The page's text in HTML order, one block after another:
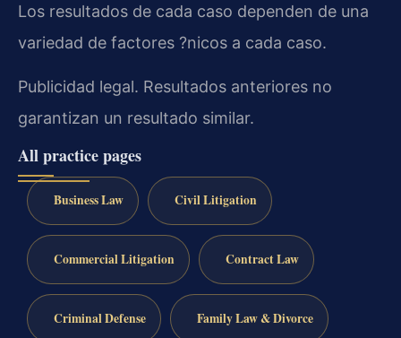
Los resultados de cada caso dependen de una
variedad de factores ?nicos a cada caso.
Publicidad legal. Resultados anteriores no
garantizan un resultado similar.
All practice pages
Business Law Civil Litigation
Commercial Litigation Contract Law
Criminal Defense Family Law & Divorce